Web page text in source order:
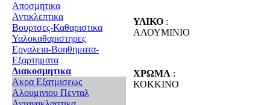
Αποσμητικα
Αντικλεπτικα
Βουρτσες-Καθαριστικα
Υαλοκαθαριστηρες
Εργαλεια-Βοηθηματα-
Εξαρτηματα
Διακοσμητικα
Ακρα Εξατμισεως
Αλουμινιου Πενταλ
ΥΛΙΚΟ :
ΑΛΟΥΜΙΝΙΟ
ΧΡΩΜΑ :
ΚΟΚΚΙΝΟ